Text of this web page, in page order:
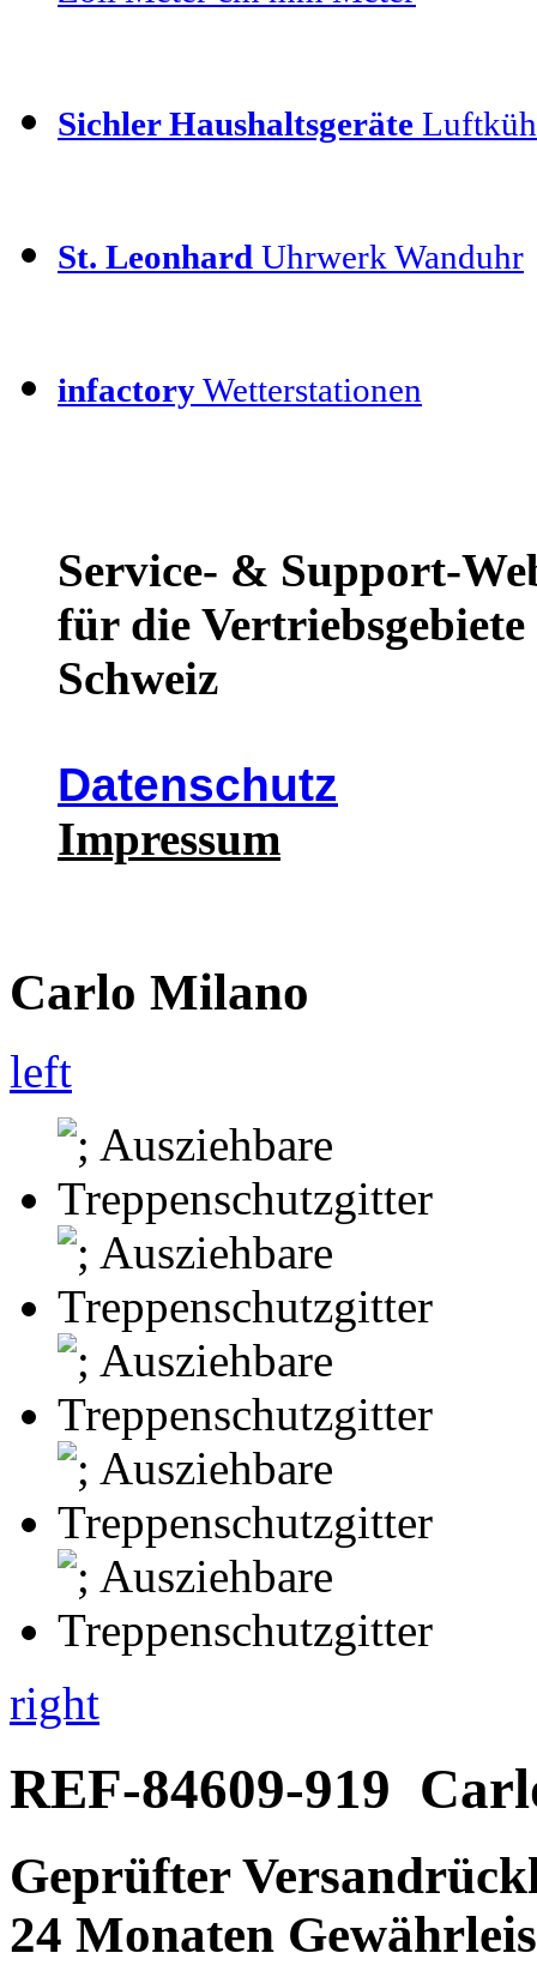
Sichler Haushaltsgeräte
St. Leonhard Uhrwerk Wanduhr
infactoryWetterstationen
Service- & Support-
für die
Schweiz
Datenschutz
Impressum
Carlo Milano
left
right
REF-84609-919
Geprüfter
24 Monaten